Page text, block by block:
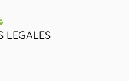
LEGALES